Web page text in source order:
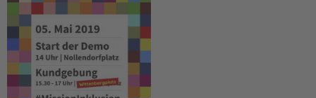
EINGLIEDERUNGSHILFE
BETREUTES WOHNEN
TANDEM BTL AKADEMIE